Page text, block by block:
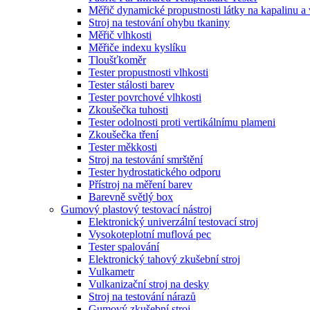
Měřič dynamické propustnosti látky na kapalinu a
Stroj na testování ohybu tkaniny
Měřič vlhkosti
Měřiče indexu kyslíku
Tloušťkoměr
Tester propustnosti vlhkosti
Tester stálosti barev
Tester povrchové vlhkosti
Zkoušečka tuhosti
Tester odolnosti proti vertikálnímu plameni
Zkoušečka tření
Tester měkkosti
Stroj na testování smrštění
Tester hydrostatického odporu
Přístroj na měření barev
Barevně světlý box
Gumový plastový testovací nástroj
Elektronický univerzální testovací stroj
Vysokoteplotní muflová pec
Tester spalování
Elektronický tahový zkušební stroj
Vulkametr
Vulkanizační stroj na desky
Stroj na testování nárazů